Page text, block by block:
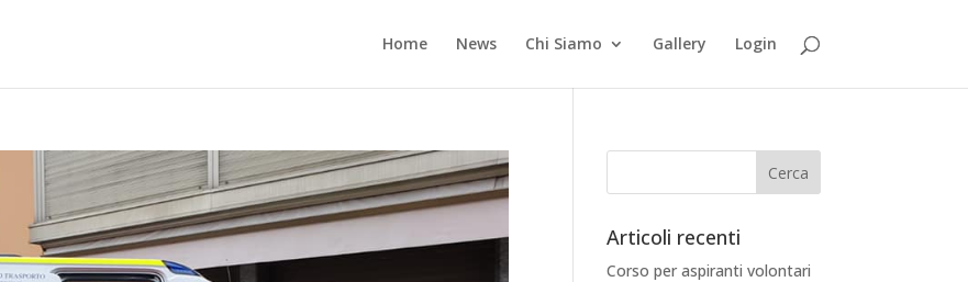
Home News Chi Siamo Gallery Login
Articoli recenti
Corso per aspiranti volontari